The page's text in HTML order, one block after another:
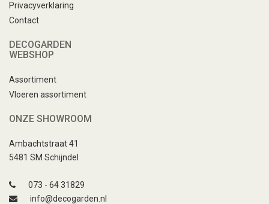
Privacyverklaring
Contact
DECOGARDEN
WEBSHOP
Assortiment
Vloeren assortiment
ONZE SHOWROOM
Ambachtstraat 41
5481 SM Schijndel
073 - 64 31829
info@decogarden.nl